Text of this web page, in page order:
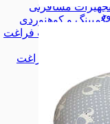
تجهیزات مسافرتی
کمپینگ و کوهنوردی
ورزش و اوقات فراغت
و اوقات فراغت